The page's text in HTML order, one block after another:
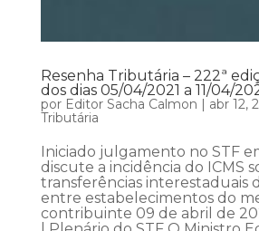
Resenha Tributária – 222ª
dos dias 05/04/2021 a 11/04/
por Editor Sacha Calmon | abr 12,
Tributária
Iniciado julgamento no STF
discute a incidência do ICMS
transferências interestaduais
entre estabelecimentos do
contribuinte 09 de abril de